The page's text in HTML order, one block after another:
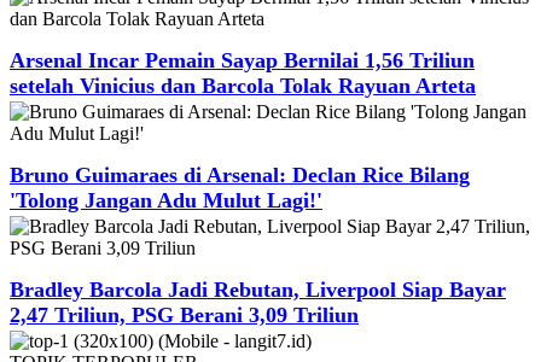
Arsenal Incar Pemain Sayap Bernilai 1,56 Triliun
setelah Vinicius dan Barcola Tolak Rayuan Arteta
Bruno Guimaraes di Arsenal: Declan Rice Bilang
'Tolong Jangan Adu Mulut Lagi!'
Bradley Barcola Jadi Rebutan, Liverpool Siap Bayar
2,47 Triliun, PSG Berani 3,09 Triliun